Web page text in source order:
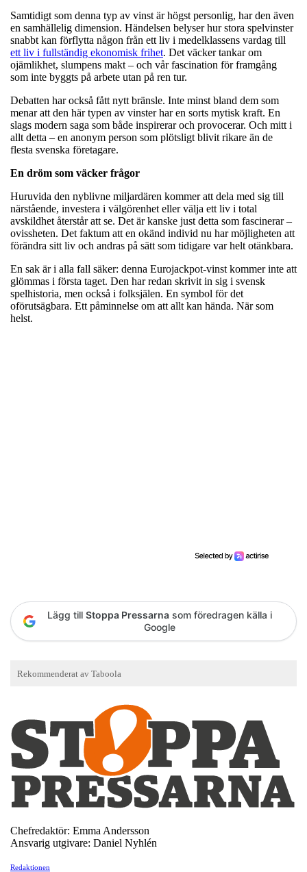
Samtidigt som denna typ av vinst är högst personlig, har den även
en samhällelig dimension. Händelsen belyser hur stora spelvinster
snabbt kan förflytta någon från ett liv i medelklassens vardag till
ett liv i fullständig ekonomisk frihet. Det väcker tankar om
ojämlikhet, slumpens makt – och vår fascination för framgång
som inte byggts på arbete utan på ren tur.
Debatten har också fått nytt bränsle. Inte minst bland dem som
menar att den här typen av vinster har en sorts mytisk kraft. En
slags modern saga som både inspirerar och provocerar. Och mitt i
allt detta – en anonym person som plötsligt blivit rikare än de
flesta svenska företagare.
En dröm som väcker frågor
Huruvida den nyblivne miljardären kommer att dela med sig till
närstående, investera i välgörenhet eller välja ett liv i total
avskildhet återstår att se. Det är kanske just detta som fascinerar –
ovissheten. Det faktum att en okänd individ nu har möjligheten att
förändra sitt liv och andras på sätt som tidigare var helt otänkbara.
En sak är i alla fall säker: denna Eurojackpot-vinst kommer inte att
glömmas i första taget. Den har redan skrivit in sig i svensk
spelhistoria, men också i folksjälen. En symbol för det
oförutsägbara. Ett påminnelse om att allt kan hända. När som
helst.
Lägg till Stoppa Pressarna som föredragen källa i
Google
Chefredaktör: Emma Andersson
Ansvarig utgivare: Daniel Nyhlén
Redaktionen